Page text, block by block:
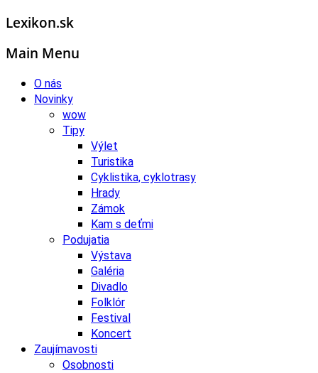
Lexikon.sk
Main Menu
O nás
Novinky
wow
Tipy
Výlet
Turistika
Cyklistika, cyklotrasy
Hrady
Zámok
Kam s deťmi
Podujatia
Výstava
Galéria
Divadlo
Folklór
Festival
Koncert
Zaujímavosti
Osobnosti